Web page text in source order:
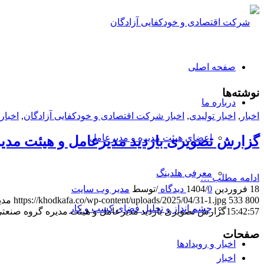
صفحه اصلی
درباره ما
اعضای هیئت مدیره و مدیرعامل
معرفی هلدینگ
چشم انداز و تحلیل فضای کسب و کار
اخبار و رویدادها
نوشته‌ها
اخبار , اخبار تولیدی, اخبار شرکت اقتصادی و خودکفایی آزادگان,
گزارش تصویری بازدید مدیرعامل و هیئت
ادامه مطلب …
18 فروردین 1404
/0 دیدگاه /توسط مدیر وب سایت
https://khodkafa.co/wp-content/uploads/2025/04/31-1.jpg 533 800
15:42:57گزارش تصویری بازدید مدیرعامل و هیئت مدیره گروه
صفحات
اخبار